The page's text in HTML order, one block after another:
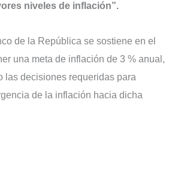
niveles de inflación”.
de la República se sostiene en el
una meta de inflación de 3 % anual,
las decisiones requeridas para
de la inflación hacia dicha